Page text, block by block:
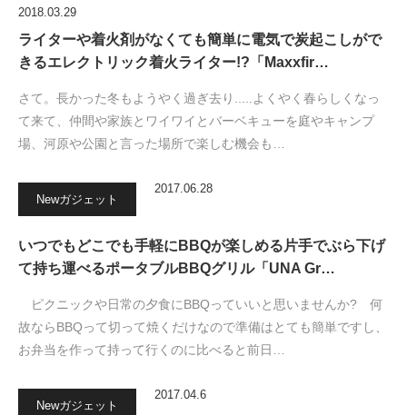
2018.03.29
ライターや着火剤がなくても簡単に電気で炭起こしがで
きるエレクトリック着火ライター!?「Maxxfir…
さて。長かった冬もようやく過ぎ去り.....よくやく春らしくなっ
て来て、仲間や家族とワイワイとバーベキューを庭やキャンプ
場、河原や公園と言った場所で楽しむ機会も…
Newガジェット
2017.06.28
いつでもどこでも手軽にBBQが楽しめる片手でぶら下げ
て持ち運べるポータブルBBQグリル「UNA Gr…
ピクニックや日常の夕食にBBQっていいと思いませんか? 何
故ならBBQって切って焼くだけなので準備はとても簡単ですし、
お弁当を作って持って行くのに比べると前日…
Newガジェット
2017.04.6